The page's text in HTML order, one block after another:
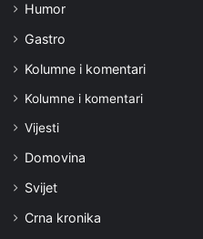
Humor
Gastro
Kolumne i komentari
Kolumne i komentari
Vijesti
Domovina
Svijet
Crna kronika